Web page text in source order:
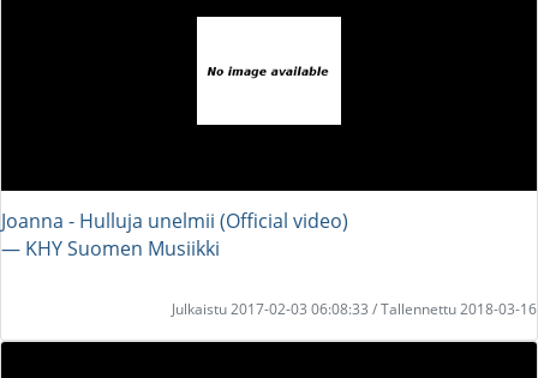
Joanna - Hulluja unelmii (Official video)
― KHY Suomen Musiikki
Julkaistu 2017-02-03 06:08:33 / Tallennettu 2018-03-16